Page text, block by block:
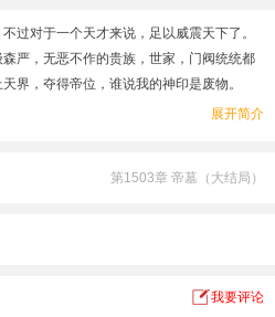
过对于一个天才来说，足以威震天下了。
严，无恶不作的贵族，世家，门阀统统都
界，夺得帝位，谁说我的神印是废物。
展开简介
第1503章 帝墓（大结局）
我要评论